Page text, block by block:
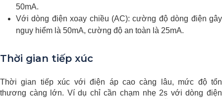
50mA.
Với dòng điện xoay chiều (AC): cường độ dòng điện gây
nguy hiểm là 50mA, cường độ an toàn là 25mA.
Thời gian tiếp xúc
Thời gian tiếp xúc với điện áp cao càng lâu, mức độ tổn
thương càng lớn. Ví dụ chỉ cần chạm nhẹ 2s với dòng điện